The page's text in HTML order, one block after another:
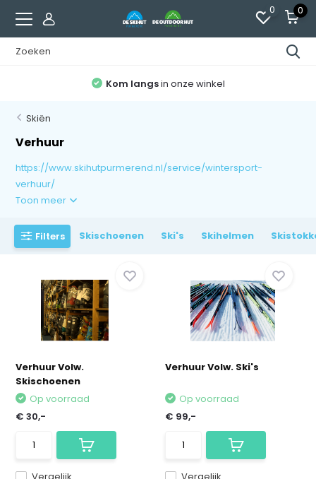
0 0
Kom langsin onze winkel
Skiën
Verhuur
https://www.skihutpurmerend.nl/service/wintersport-
verhuur/
Toon meer
Filters Skischoenen Ski's Skihelmen
Verhuur Volw.
Skischoenen
Op voorraad
€ 30,-
Verhuur Volw. Ski's
Op voorraad
€ 99,-